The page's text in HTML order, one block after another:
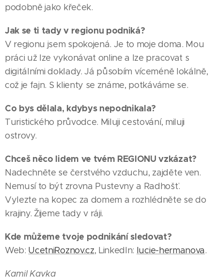
podobně jako křeček.
Jak se ti tady v regionu podniká?
V regionu jsem spokojená. Je to moje doma. Mou
práci už lze vykonávat online a lze pracovat s
digitálními doklady. Já působím víceméně lokálně,
což je fajn. S klienty se známe, potkáváme se.
Co bys dělala, kdybys nepodnikala?
Turistického průvodce. Miluji cestování, miluji
ostrovy.
Chceš něco lidem ve tvém REGIONU vzkázat?
Nadechněte se čerstvého vzduchu, zajděte ven.
Nemusí to být zrovna Pustevny a Radhošť.
Vylezte na kopec za domem a rozhlédněte se do
krajiny. Žijeme tady v ráji.
Kde můžeme tvoje podnikání sledovat?
Web: UcetniRoznov.cz, LinkedIn: lucie-hermanova.
Kamil Kavka
VYŠKOV
|Sestřička
Jarmila
05.08.2026
|Zlatý
hoch ze
03.08.2026
HODONÍN
řediteli
městské